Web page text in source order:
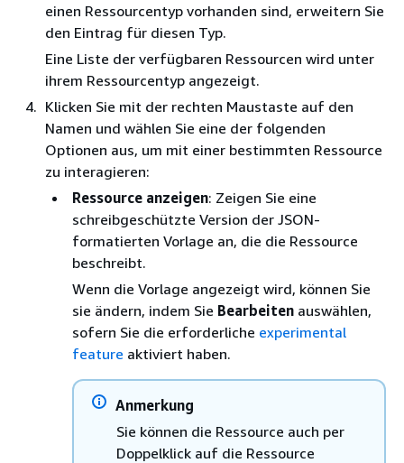
einen Ressourcentyp vorhanden sind, erweitern Sie
den Eintrag für diesen Typ.
Eine Liste der verfügbaren Ressourcen wird unter
ihrem Ressourcentyp angezeigt.
Klicken Sie mit der rechten Maustaste auf den
Namen und wählen Sie eine der folgenden
Optionen aus, um mit einer bestimmten Ressource
zu interagieren:
Ressource anzeigen: Zeigen Sie eine
schreibgeschützte Version der JSON-
formatierten Vorlage an, die die Ressource
beschreibt.
Wenn die Vorlage angezeigt wird, können Sie
sie ändern, indem Sie Bearbeiten auswählen,
sofern Sie die erforderliche experimental
feature aktiviert haben.
Anmerkung
Sie können die Ressource auch per
Doppelklick auf die Ressource